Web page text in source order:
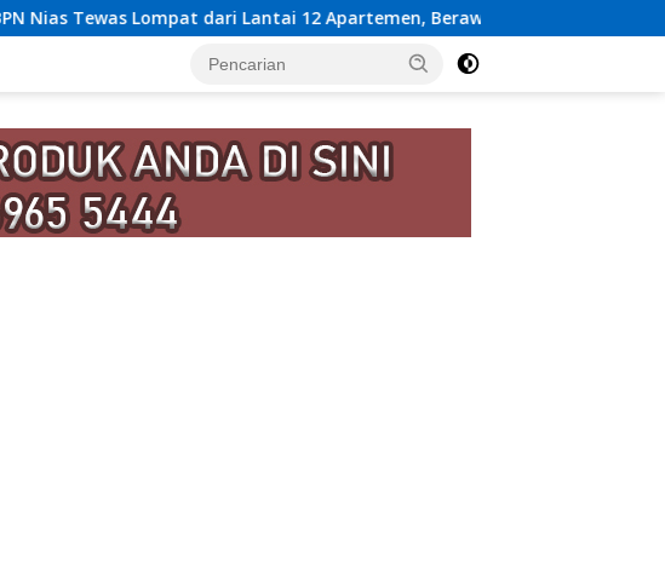
12 Apartemen, Berawal dari Pesan Wanita Lewat Aplikasi Kencan